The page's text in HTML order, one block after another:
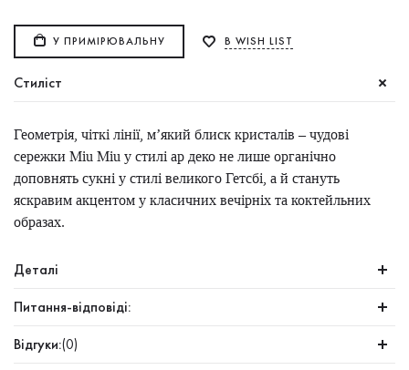
У ПРИМІРЮВАЛЬНУ В WISH LIST
Стиліст
Геометрія, чіткі лінії, м’який блиск кристалів – чудові
сережки Miu Miu у стилі ар деко не лише органічно
доповнять сукні у стилі великого Гетсбі, а й стануть
яскравим акцентом у класичних вечірніх та коктейльних
образах.
Деталі
Питання-відповіді:
Відгуки:(0)